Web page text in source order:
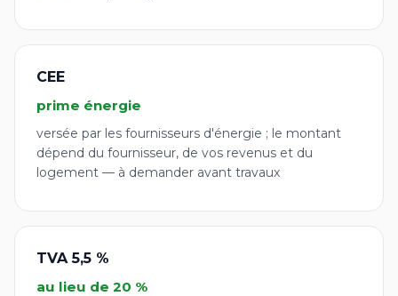
CEE
prime énergie
versée par les fournisseurs d'énergie ; le montant
dépend du fournisseur, de vos revenus et du
logement — à demander avant travaux
TVA 5,5 %
au lieu de 20 %